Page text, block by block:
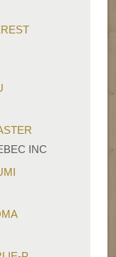
INC